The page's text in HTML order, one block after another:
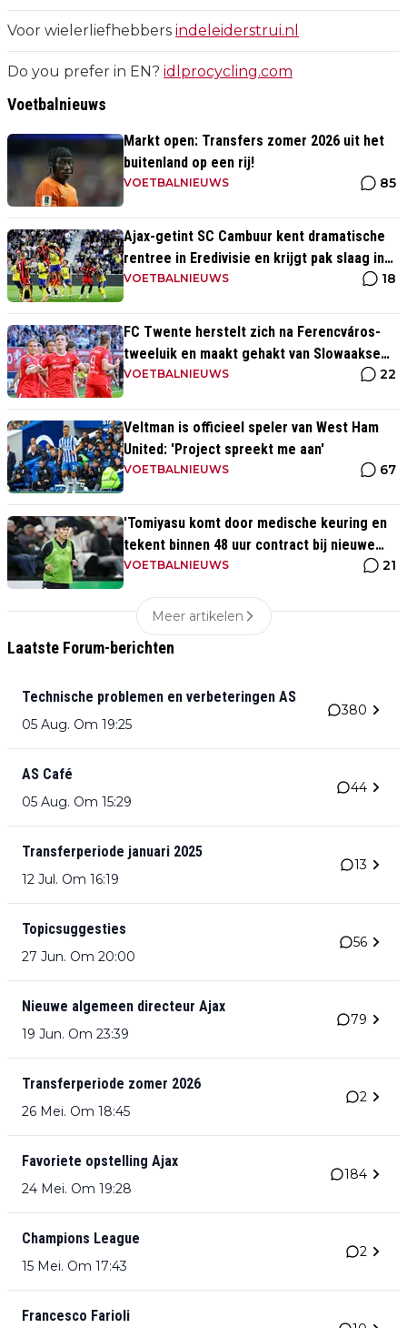
Voor wielerliefhebbers indeleiderstrui.nl
Do you prefer in EN? idlprocycling.com
Voetbalnieuws
Markt open: Transfers zomer 2026 uit het
buitenland op een rij!
VOETBALNIEUWS 85
Ajax-getint SC Cambuur kent dramatische
rentree in Eredivisie en krijgt pak slaag in
eigen huis
VOETBALNIEUWS 18
FC Twente herstelt zich na Ferencváros-
tweeluik en maakt gehakt van Slowaakse
opponent
VOETBALNIEUWS 22
Veltman is officieel speler van West Ham
United: 'Project spreekt me aan'
VOETBALNIEUWS 67
'Tomiyasu komt door medische keuring en
tekent binnen 48 uur contract bij nieuwe
club'
VOETBALNIEUWS 21
Meer artikelen
Laatste Forum-berichten
Technische problemen en verbeteringen AS
05 Aug. Om 19:25
380
AS Café
05 Aug. Om 15:29
44
Transferperiode januari 2025
12 Jul. Om 16:19
13
Topicsuggesties
27 Jun. Om 20:00
56
Nieuwe algemeen directeur Ajax
19 Jun. Om 23:39
79
Transferperiode zomer 2026
26 Mei. Om 18:45
2
Favoriete opstelling Ajax
24 Mei. Om 19:28
184
Champions League
15 Mei. Om 17:43
2
Francesco Farioli